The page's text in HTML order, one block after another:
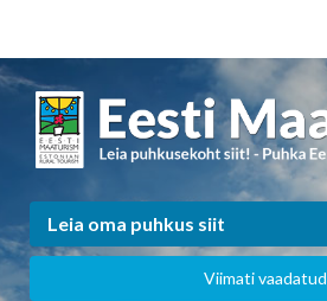
Viimati vaadatud